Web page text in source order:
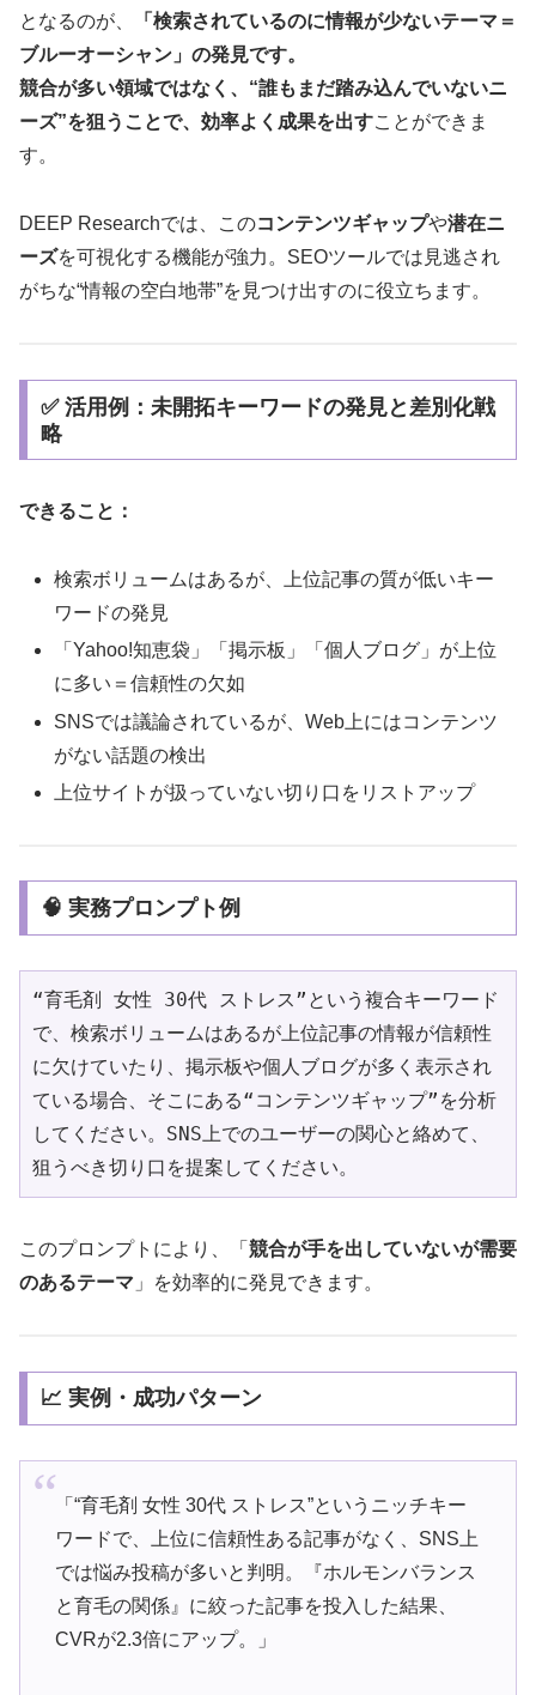
となるのが、
「検索されているのに情報が少ないテーマ＝
ブルーオーシャン」の発見です。
競合が多い領域ではなく、“誰もまだ踏み込んでいないニ
ーズ”を狙うことで、効率よく成果を出すことができま
す。
DEEP Researchでは、このコンテンツギャップや潜在ニ
ーズを可視化する機能が強力。SEOツールでは見逃され
がちな“情報の空白地帯”を見つけ出すのに役立ちます。
✅ 活用例：未開拓キーワードの発見と差別化戦
略
できること：
検索ボリュームはあるが、上位記事の質が低いキー
ワードの発見
「Yahoo!知恵袋」「掲示板」「個人ブログ」が上位
に多い＝信頼性の欠如
SNSでは議論されているが、Web上にはコンテンツ
がない話題の検出
上位サイトが扱っていない切り口をリストアップ
🧠 実務プロンプト例
“育毛剤 女性 30代 ストレス”という複合キーワード
で、検索ボリュームはあるが上位記事の情報が信頼性
に欠けていたり、掲示板や個人ブログが多く表示され
ている場合、そこにある“コンテンツギャップ”を分析
してください。SNS上でのユーザーの関心と絡めて、
狙うべき切り口を提案してください。
このプロンプトにより、「 競合が手を出していないが需要
のあるテーマ 」を効率的に発見できます。
📈 実例・成功パターン
「“育毛剤 女性 30代 ストレス”というニッチキー
ワードで、上位に信頼性ある記事がなく、SNS上
では悩み投稿が多いと判明。『ホルモンバランス
と育毛の関係』に絞った記事を投入した結果、
CVRが2.3倍にアップ。」